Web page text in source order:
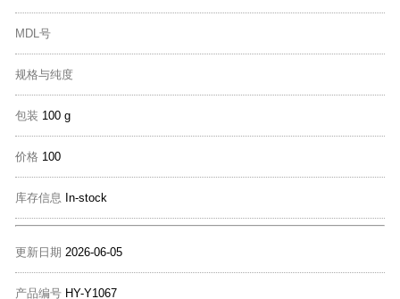
MDL号
规格与纯度
包装 100 g
价格 100
库存信息 In-stock
更新日期 2026-06-05
产品编号 HY-Y1067